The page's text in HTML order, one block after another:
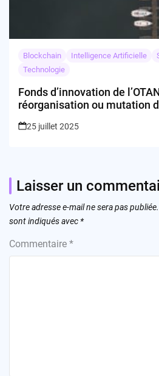
Blockchain Intelligence Artificielle
Technologie
Fonds d’innovation de
réorganisation ou mutation
25 juillet 2025
Laisser un
Votre adresse e-mail ne sera pas publiée.
sont indiqués avec *
Commentaire *